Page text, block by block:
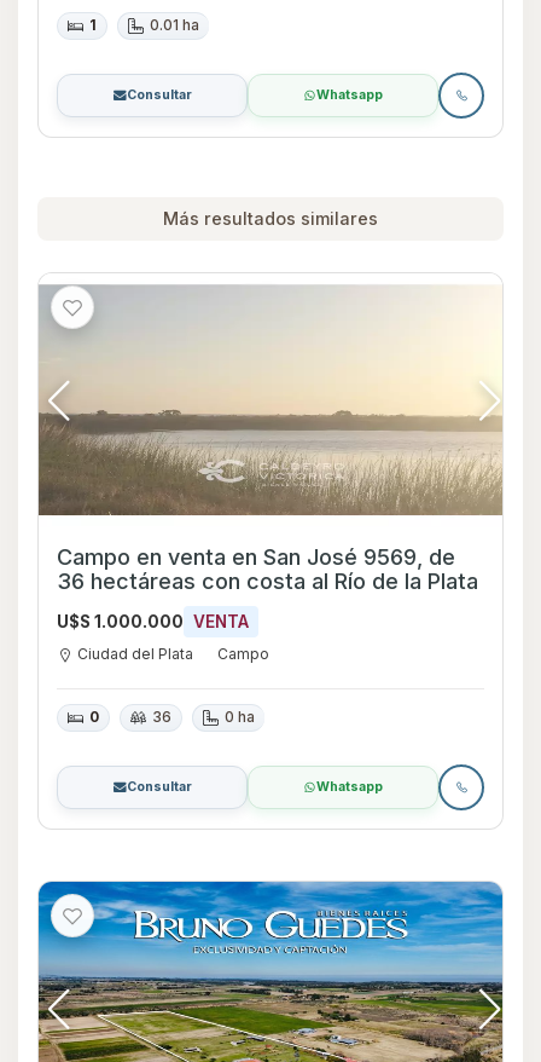
1 0.01 ha
Consultar Whatsapp
Más resultados similares
Campo en venta en San José 9569, de
36 hectáreas con costa al Río de la Plata
U$S 1.000.000 VENTA
Ciudad del Plata Campo
0 36 0 ha
Consultar Whatsapp